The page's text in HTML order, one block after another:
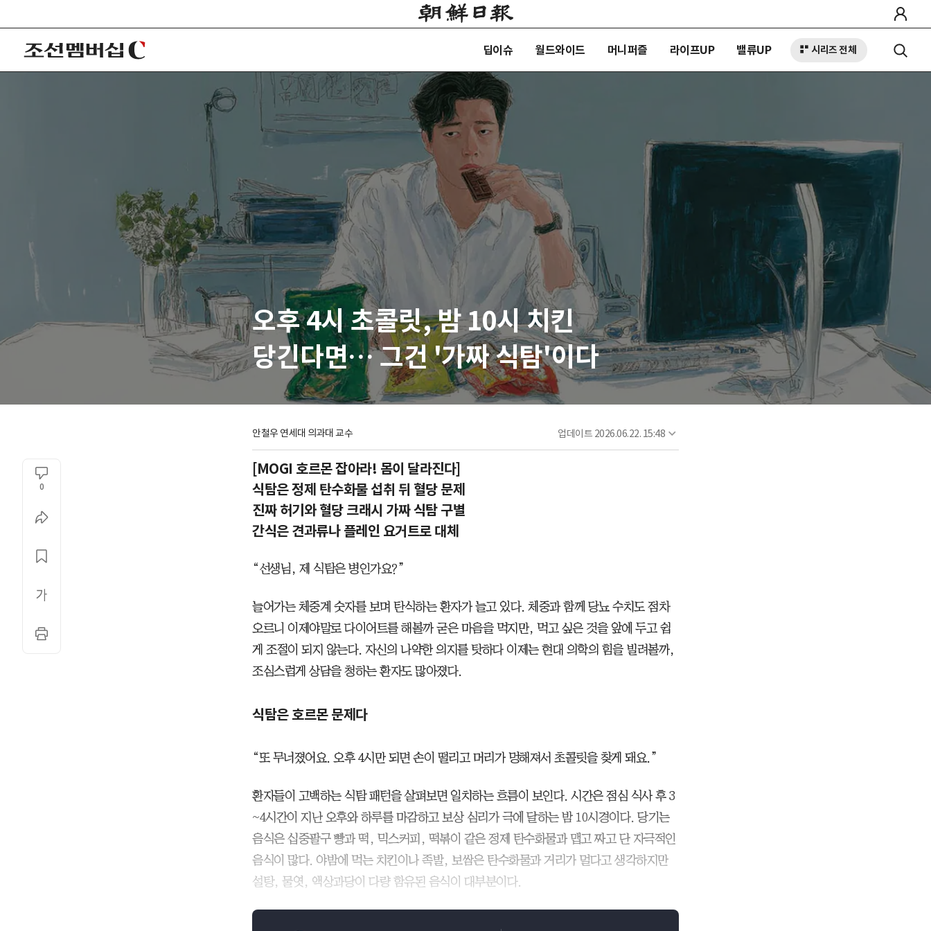
딥이슈 월드와이드 머니퍼즐 라이프UP 밸류UP 시리즈 전체
오후 4시 초콜릿, 밤 10시 치킨
당긴다면… 그건 '가짜 식탐'이다
안철우 연세대 의과대 교수 업데이트 2026.06.22. 15:48
0
[MOGI 호르몬 잡아라! 몸이 달라진다]
식탐은 정제 탄수화물 섭취 뒤 혈당 문제
진짜 허기와 혈당 크래시 가짜 식탐 구별
간식은 견과류나 플레인 요거트로 대체
“선생님, 제 식탐은 병인가요?”
늘어가는 체중계 숫자를 보며 탄식하는 환자가 늘고 있다. 체중과 함께 당뇨 수치도 점차
오르니 이제야말로 다이어트를 해볼까 굳은 마음을 먹지만, 먹고 싶은 것을 앞에 두고 쉽
게 조절이 되지 않는다. 자신의 나약한 의지를 탓하다 이제는 현대 의학의 힘을 빌려볼까,
조심스럽게 상담을 청하는 환자도 많아졌다.
식탐은 호르몬 문제다
“또 무너졌어요. 오후 4시만 되면 손이 떨리고 머리가 멍해져서 초콜릿을 찾게 돼요.”
환자들이 고백하는 식탐 패턴을 살펴보면 일치하는 흐름이 보인다. 시간은 점심 식사 후 3
~4시간이 지난 오후와 하루를 마감하고 보상 심리가 극에 달하는 밤 10시경이다. 당기는
음식은 십중팔구 빵과 떡, 믹스커피, 떡볶이 같은 정제 탄수화물과 맵고 짜고 단 자극적인
음식이 많다. 야밤에 먹는 치킨이나 족발, 보쌈은 탄수화물과 거리가 멀다고 생각하지만
설탕, 물엿, 액상과당이 다량 함유된 음식이 대부분이다.